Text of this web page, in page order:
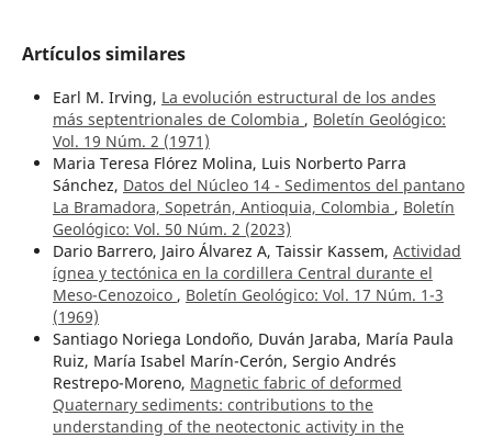
Artículos similares
Earl M. Irving, La evolución estructural de los andes
más septentrionales de Colombia , Boletín Geológico:
Vol. 19 Núm. 2 (1971)
Maria Teresa Flórez Molina, Luis Norberto Parra
Sánchez, Datos del Núcleo 14 - Sedimentos del pantano
La Bramadora, Sopetrán, Antioquia, Colombia , Boletín
Geológico: Vol. 50 Núm. 2 (2023)
Dario Barrero, Jairo Álvarez A, Taissir Kassem, Actividad
ígnea y tectónica en la cordillera Central durante el
Meso-Cenozoico , Boletín Geológico: Vol. 17 Núm. 1-3
(1969)
Santiago Noriega Londoño, Duván Jaraba, María Paula
Ruiz, María Isabel Marín-Cerón, Sergio Andrés
Restrepo-Moreno, Magnetic fabric of deformed
Quaternary sediments: contributions to the
understanding of the neotectonic activity in the